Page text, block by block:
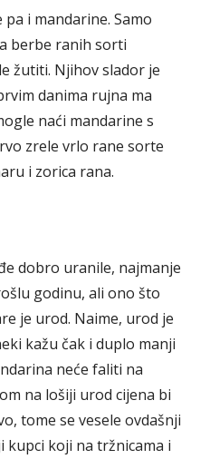
i mandarine. Samo
berbe ranih sorti
žutiti. Njihov slador je
danima rujna ma
naći mandarine s
zrele vrlo rane sorte
i zorica rana.
dobro uranile, najmanje
godinu, ali ono što
je urod. Naime, urod je
kažu čak i duplo manji
neće faliti na
na lošiji urod cijena bi
tome se vesele ovdašnji
kupci koji na tržnicama i